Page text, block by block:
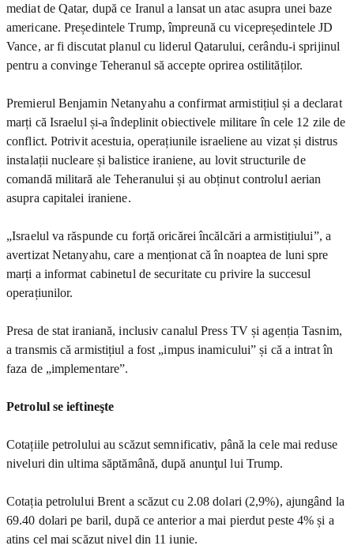
mediat de Qatar, după ce Iranul a lansat un atac asupra unei baze
americane. Președintele Trump, împreună cu vicepreședintele JD
Vance, ar fi discutat planul cu liderul Qatarului, cerându-i sprijinul
pentru a convinge Teheranul să accepte oprirea ostilităților.
Premierul Benjamin Netanyahu a confirmat armistițiul și a declarat
marți că Israelul și-a îndeplinit obiectivele militare în cele 12 zile de
conflict. Potrivit acestuia, operațiunile israeliene au vizat și distrus
instalații nucleare și balistice iraniene, au lovit structurile de
comandă militară ale Teheranului și au obținut controlul aerian
asupra capitalei iraniene.
„Israelul va răspunde cu forță oricărei încălcări a armistițiului”, a
avertizat Netanyahu, care a menționat că în noaptea de luni spre
marți a informat cabinetul de securitate cu privire la succesul
operațiunilor.
Presa de stat iraniană, inclusiv canalul Press TV și agenția Tasnim,
a transmis că armistițiul a fost „impus inamicului” și că a intrat în
faza de „implementare”.
Petrolul se ieftineşte
Cotațiile petrolului au scăzut semnificativ, până la cele mai reduse
niveluri din ultima săptămână, după anunţul lui Trump.
Cotația petrolului Brent a scăzut cu 2.08 dolari (2,9%), ajungând la
69.40 dolari pe baril, după ce anterior a mai pierdut peste 4% și a
atins cel mai scăzut nivel din 11 iunie.